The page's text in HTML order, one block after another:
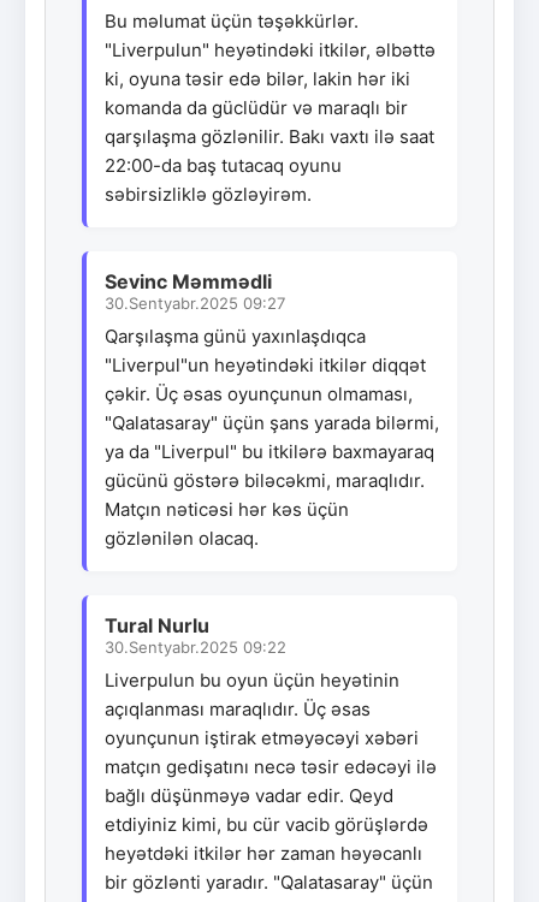
Bu məlumat üçün təşəkkürlər.
"Liverpulun" heyətindəki itkilər, əlbəttə
ki, oyuna təsir edə bilər, lakin hər iki
komanda da güclüdür və maraqlı bir
qarşılaşma gözlənilir. Bakı vaxtı ilə saat
22:00-da baş tutacaq oyunu
səbirsizliklə gözləyirəm.
Sevinc Məmmədli
30.Sentyabr.2025 09:27
Qarşılaşma günü yaxınlaşdıqca
"Liverpul"un heyətindəki itkilər diqqət
çəkir. Üç əsas oyunçunun olmaması,
"Qalatasaray" üçün şans yarada bilərmi,
ya da "Liverpul" bu itkilərə baxmayaraq
gücünü göstərə biləcəkmi, maraqlıdır.
Matçın nəticəsi hər kəs üçün
gözlənilən olacaq.
Tural Nurlu
30.Sentyabr.2025 09:22
Liverpulun bu oyun üçün heyətinin
açıqlanması maraqlıdır. Üç əsas
oyunçunun iştirak etməyəcəyi xəbəri
matçın gedişatını necə təsir edəcəyi ilə
bağlı düşünməyə vadar edir. Qeyd
etdiyiniz kimi, bu cür vacib görüşlərdə
heyətdəki itkilər hər zaman həyəcanlı
bir gözlənti yaradır. "Qalatasaray" üçün